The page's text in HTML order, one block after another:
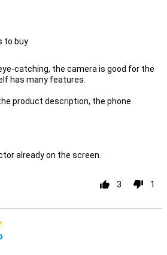
to buy
catching, the camera is good for the
has many features.
product description, the phone
already on the screen.
3 1